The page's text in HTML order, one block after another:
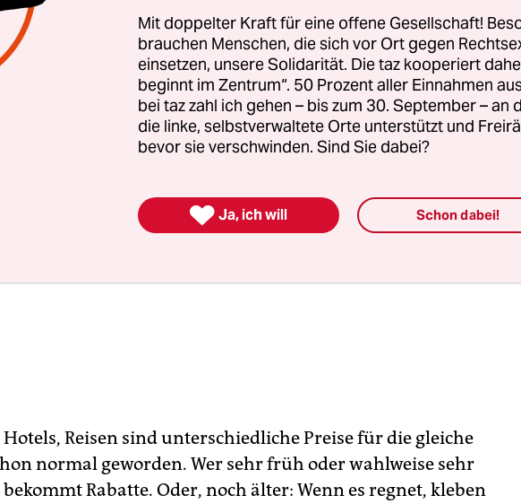
über eine Karte, was er kauft. Eine Liste mit den
er heute billiger bekommt, druckt sich der Kunde im
aus.
Hotels, Reisen sind unterschiedliche Preise für die gleiche
normal geworden. Wer sehr früh oder wahlweise sehr
Rabatte. Oder, noch älter: Wenn es regnet, kleben
Mit doppelter Kraft für eine offene Gesellschaft!
brauchen Menschen, die sich vor Ort gegen
einsetzen, unsere Solidarität. Die taz kooperiert
beginnt im Zentrum“. 50 Prozent aller Einnahmen
bei taz zahl ich gehen – bis zum 30. September – an
die linke, selbstverwaltete Orte unterstützt und
bevor sie verschwinden. Sind Sie dabei?
 Ja, ich will Schon dabei!